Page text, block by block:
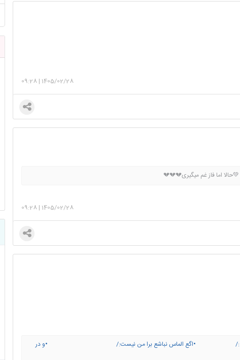
1405/02/28
|
09:28
اما فاز غم میگیری💔💔💔
1405/02/28
|
09:28
هیزٍ تو نیست :/ •اگع الماس نباشع برا من نیست:/ •و در
○آدم تنها باشع ب "خ♡دا" نزدیک ترع○